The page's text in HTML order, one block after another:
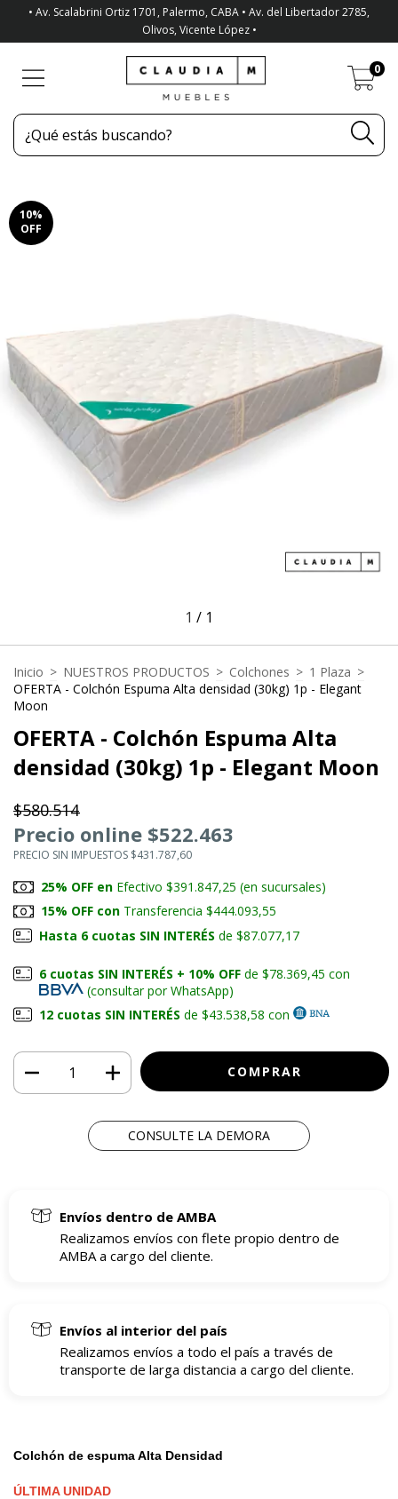
• Av. Scalabrini Ortiz 1701, Palermo, CABA • Av. del Libertador 2785,
Olivos, Vicente López •
0
10%
OFF
1 / 1
Inicio > NUESTROS PRODUCTOS > Colchones > 1 Plaza >
OFERTA - Colchón Espuma Alta densidad (30kg) 1p - Elegant
Moon
OFERTA - Colchón Espuma Alta
densidad (30kg) 1p - Elegant Moon
$580.514
Precio online $522.463
PRECIO SIN IMPUESTOS $431.787,60
25% OFF en Efectivo $391.847,25 (en sucursales)
15% OFF con Transferencia $444.093,55
Hasta 6 cuotas SIN INTERÉS de $87.077,17
6 cuotas SIN INTERÉS + 10% OFFde $78.369,45 con
(consultar por WhatsApp)
12 cuotas SIN INTERÉS de $43.538,58 con
CONSULTE LA DEMORA
Envíos dentro de AMBA
Realizamos envíos con flete propio dentro de
AMBA a cargo del cliente.
Envíos al interior del país
Realizamos envíos a todo el país a través de
transporte de larga distancia a cargo del cliente.
Colchón de espuma Alta Densidad
ÚLTIMA UNIDAD